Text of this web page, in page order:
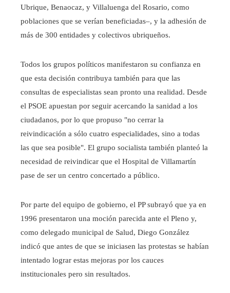
Ubrique, Benaocaz, y Villaluenga del Rosario, como
poblaciones que se verían beneficiadas–, y la adhesión de
más de 300 entidades y colectivos ubriqueños.
Todos los grupos políticos manifestaron su confianza en
que esta decisión contribuya también para que las
consultas de especialistas sean pronto una realidad. Desde
el PSOE apuestan por seguir acercando la sanidad a los
ciudadanos, por lo que propuso "no cerrar la
reivindicación a sólo cuatro especialidades, sino a todas
las que sea posible". El grupo socialista también planteó la
necesidad de reivindicar que el Hospital de Villamartín
pase de ser un centro concertado a público.
Por parte del equipo de gobierno, el PP subrayó que ya en
1996 presentaron una moción parecida ante el Pleno y,
como delegado municipal de Salud, Diego González
indicó que antes de que se iniciasen las protestas se habían
intentado lograr estas mejoras por los cauces
institucionales pero sin resultados.